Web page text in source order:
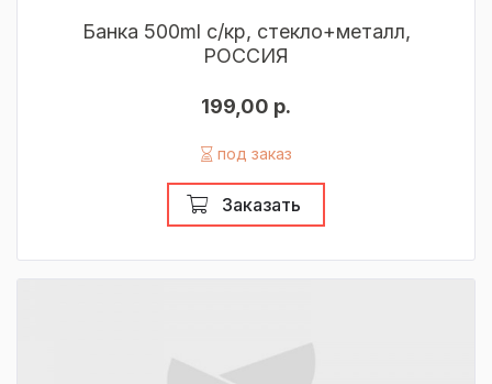
Банка 500ml с/кр, стекло+металл,
РОССИЯ
199,00 р.
под заказ
Заказать